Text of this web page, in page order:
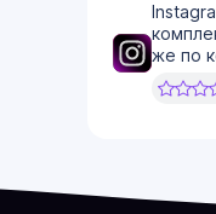
же по